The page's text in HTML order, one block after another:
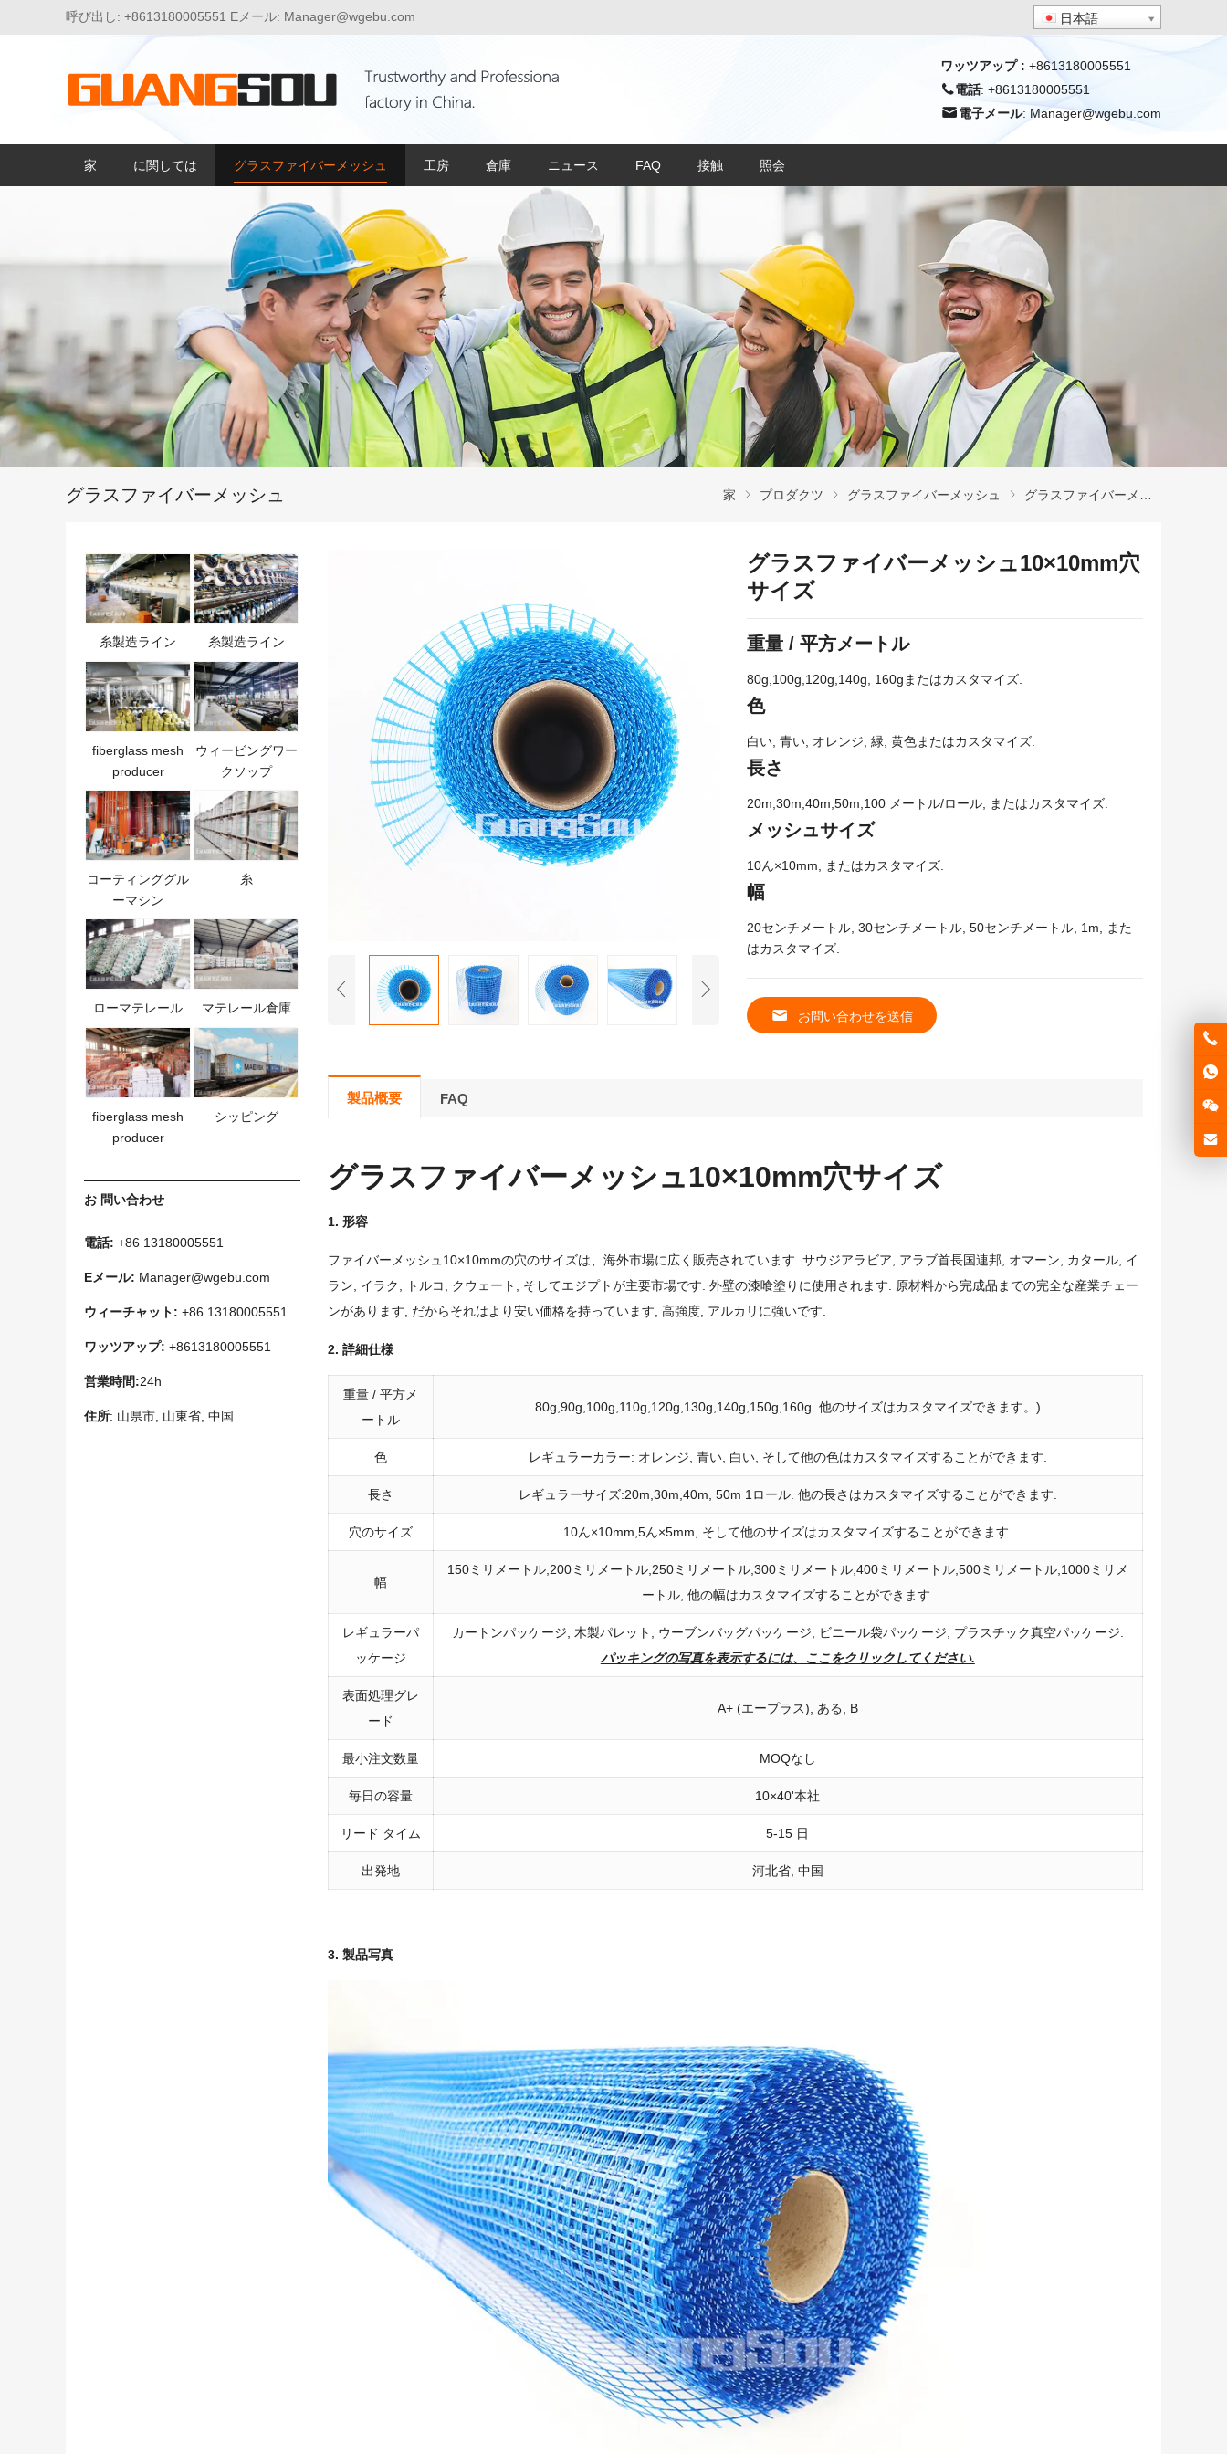
呼び出し: +8613180005551 Eメール: Manager@wgebu.com 日本語
ワッツアップ : +8613180005551
電話: +8613180005551
電子メール: Manager@wgebu.com
家 に関しては グラスファイバーメッシュ 工房 倉庫 ニュース FAQ 接触 照会
グラスファイバーメッシュ 家 プロダクツ グラスファイバーメッシュ グラスファイバーメッシュ10×10mm穴サイズ
グラスファイバーメッシュ10×10mm穴
サイズ
重量 / 平方メートル
80g,100g,120g,140g, 160gまたはカスタマイズ.
色
白い, 青い, オレンジ, 緑, 黄色またはカスタマイズ.
長さ
20m,30m,40m,50m,100 メートル/ロール, またはカスタマイズ.
メッシュサイズ
10ん×10mm, またはカスタマイズ.
幅
20センチメートル, 30センチメートル, 50センチメートル, 1m, また
はカスタマイズ.
お問い合わせを送信
製品概要 FAQ
グラスファイバーメッシュ10×10mm穴サイズ
1. 形容
ファイバーメッシュ10×10mmの穴のサイズは、海外市場に広く販売されています. サウジアラビア, アラブ首長国連邦, オマーン, カタール, イ
ラン, イラク, トルコ, クウェート, そしてエジプトが主要市場です. 外壁の漆喰塗りに使用されます. 原材料から完成品までの完全な産業チェー
ンがあります, だからそれはより安い価格を持っています, 高強度, アルカリに強いです.
2. 詳細仕様
重量 / 平方メ
ートル
80g,90g,100g,110g,120g,130g,140g,150g,160g. 他のサイズはカスタマイズできます。)
色 レギュラーカラー: オレンジ, 青い, 白い, そして他の色はカスタマイズすることができます.
長さ レギュラーサイズ:20m,30m,40m, 50m 1ロール. 他の長さはカスタマイズすることができます.
穴のサイズ 10ん×10mm,5ん×5mm, そして他のサイズはカスタマイズすることができます.
幅
150ミリメートル,200ミリメートル,250ミリメートル,300ミリメートル,400ミリメートル,500ミリメートル,1000ミリメ
ートル, 他の幅はカスタマイズすることができます.
レギュラーパ
ッケージ
カートンパッケージ, 木製パレット, ウーブンバッグパッケージ, ビニール袋パッケージ, プラスチック真空パッケージ.
パッキングの写真を表示するには、ここをクリックしてください.
表面処理グレ
ード
A+ (エープラス), ある, B
最小注文数量 MOQなし
毎日の容量 10×40'本社
リード タイム 5-15 日
出発地 河北省, 中国
3. 製品写真
糸製造ライン 糸製造ライン
fiberglass mesh
producer
ウィービングワー
クソップ
コーティンググル
ーマシン
糸
ローマテレール マテレール倉庫
fiberglass mesh
producer
シッピング
お 問い合わせ
電話: +86 13180005551
Eメール: Manager@wgebu.com
ウィーチャット: +86 13180005551
ワッツアップ: +8613180005551
営業時間:24h
住所: 山県市, 山東省, 中国